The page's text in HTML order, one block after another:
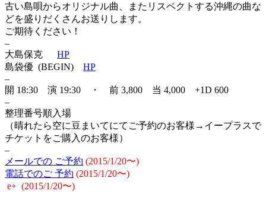
古い島唄からオリジナル曲、またリスペクトする沖縄の曲な
どを盛りだくさんお送りします。
ご期待ください！
–
大島保克 HP
島袋優 (BEGIN) HP
–
開 18:30 演 19:30 ・ 前 3,800 当 4,000 +1D 600
–
整理番号順入場
（晴れたら空に豆まいてにてご予約のお客様→イープラスで
チケットをご購入のお客様）
–
メールでの ご予約 (2015/1/20〜)
電話でのご 予約 (2015/1/20〜)
e+ (2015/1/20〜)